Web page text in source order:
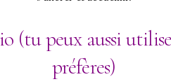
(tu peux aussi
préfères)